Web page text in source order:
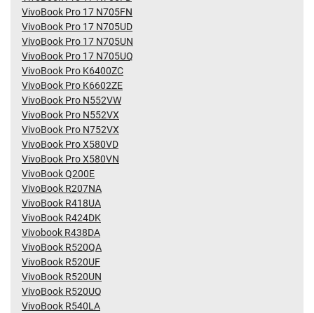
VivoBook Pro 17 N705FN
VivoBook Pro 17 N705UD
VivoBook Pro 17 N705UN
VivoBook Pro 17 N705UQ
VivoBook Pro K6400ZC
VivoBook Pro K6602ZE
VivoBook Pro N552VW
VivoBook Pro N552VX
VivoBook Pro N752VX
VivoBook Pro X580VD
VivoBook Pro X580VN
VivoBook Q200E
VivoBook R207NA
VivoBook R418UA
VivoBook R424DK
Vivobook R438DA
VivoBook R520QA
VivoBook R520UF
VivoBook R520UN
VivoBook R520UQ
VivoBook R540LA